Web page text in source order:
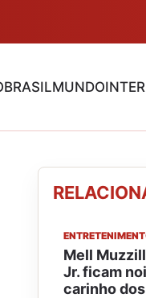
BRASILMUNDO
Mell
Jr. ficam
carinho dos